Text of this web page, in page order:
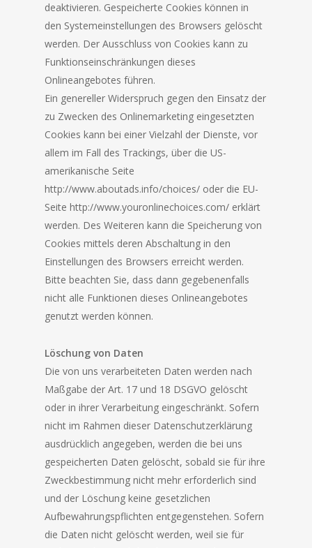
deaktivieren. Gespeicherte Cookies können in
den Systemeinstellungen des Browsers gelöscht
werden. Der Ausschluss von Cookies kann zu
Funktionseinschränkungen dieses
Onlineangebotes führen.
Ein genereller Widerspruch gegen den Einsatz der
zu Zwecken des Onlinemarketing eingesetzten
Cookies kann bei einer Vielzahl der Dienste, vor
allem im Fall des Trackings, über die US-
amerikanische Seite
http://www.aboutads.info/choices/ oder die EU-
Seite http://www.youronlinechoices.com/ erklärt
werden. Des Weiteren kann die Speicherung von
Cookies mittels deren Abschaltung in den
Einstellungen des Browsers erreicht werden.
Bitte beachten Sie, dass dann gegebenenfalls
nicht alle Funktionen dieses Onlineangebotes
genutzt werden können.
Löschung von Daten
Die von uns verarbeiteten Daten werden nach
Maßgabe der Art. 17 und 18 DSGVO gelöscht
oder in ihrer Verarbeitung eingeschränkt. Sofern
nicht im Rahmen dieser Datenschutzerklärung
ausdrücklich angegeben, werden die bei uns
gespeicherten Daten gelöscht, sobald sie für ihre
Zweckbestimmung nicht mehr erforderlich sind
und der Löschung keine gesetzlichen
Aufbewahrungspflichten entgegenstehen. Sofern
die Daten nicht gelöscht werden, weil sie für